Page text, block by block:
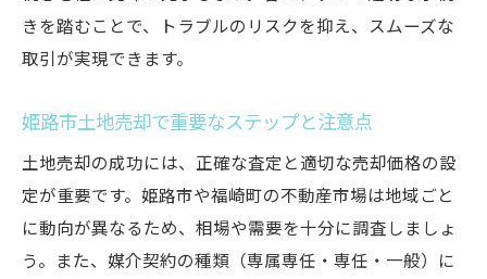
きを踏むことで、トラブルのリスクを抑え、スムーズな
取引が実現できます。
姫路市土地売却で重要なステップと注意点
土地売却の成功には、正確な査定と適切な売却価格の設
定が重要です。姫路市や福崎町の不動産市場は地域ごと
に動向が異なるため、相場や需要を十分に調査しましょ
う。また、媒介契約の種類（専属専任・専任・一般）に